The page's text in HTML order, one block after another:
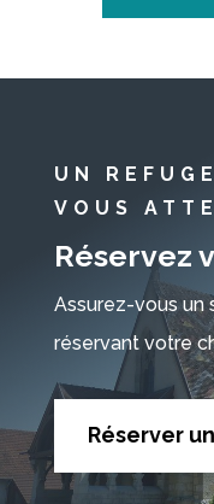
UN
VOUS
Réservez
Assurez-vous un
réservant votre
Réserver